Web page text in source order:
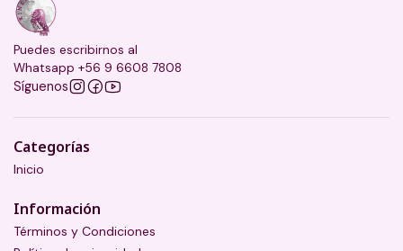
Puedes escribirnos al
Whatsapp +56 9 6608 7808
Síguenos
Categorías
Inicio
Información
Términos y Condiciones